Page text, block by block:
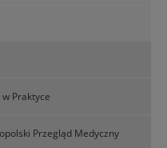
Praktyce
Przegląd Medyczny